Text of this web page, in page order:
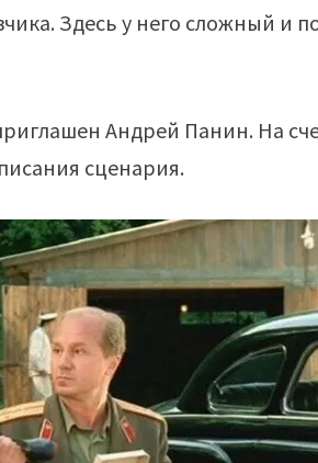
Здесь у него сложный и
Андрей Панин. На
сценария.